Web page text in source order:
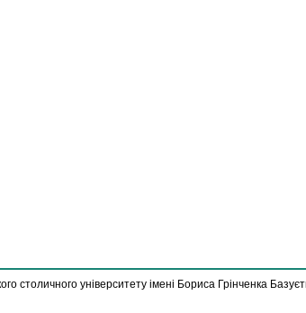
столичного університету імені Бориса Грінченка